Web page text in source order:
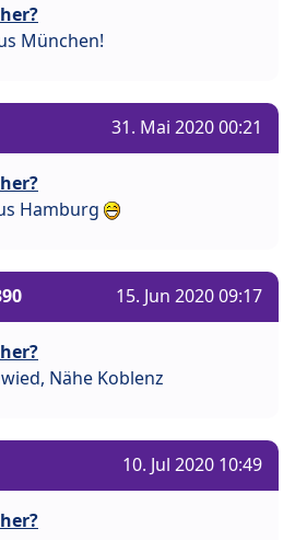
München!
31. Mai 2020 00:21
Hamburg
15. Jun 2020 09:17
Nähe Koblenz
10. Jul 2020 10:49